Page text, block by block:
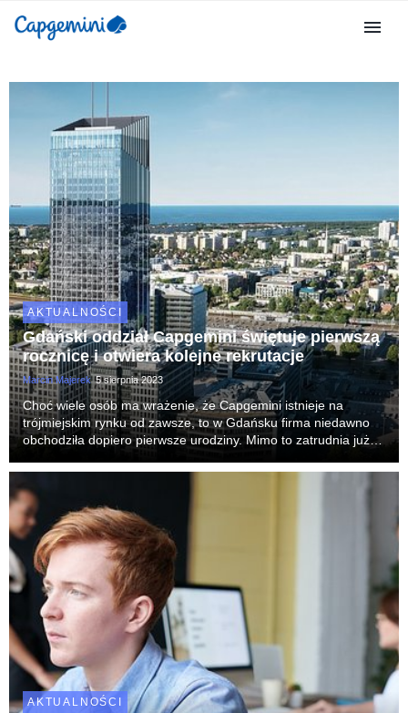
AKTUALNOŚCI
Gdański oddział Capgemini świętuje pierwszą
rocznicę i otwiera kolejne rekrutacje
Marcin Majerek 5 sierpnia 2023
Choć wiele osób ma wrażenie, że Capgemini istnieje na
trójmiejskim rynku od zawsze, to w Gdańsku firma niedawno
obchodziła dopiero pierwsze urodziny. Mimo to zatrudnia już
prawie 100 kolejnych. Plany rozwoju Capgem...
AKTUALNOŚCI